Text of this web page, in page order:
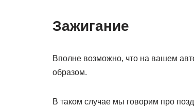
Зажигание
Вполне возможно, что на вашем
образом.
В таком случае мы говорим про